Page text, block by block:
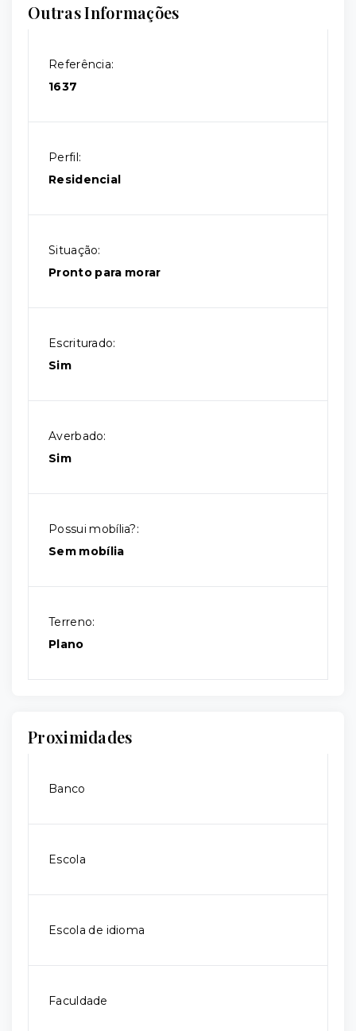
Outras Informações
Referência:
1637
Perfil:
Residencial
Situação:
Pronto para morar
Escriturado:
Sim
Averbado:
Sim
Possui mobília?:
Sem mobília
Terreno:
Plano
Proximidades
Banco
Escola
Escola de idioma
Faculdade